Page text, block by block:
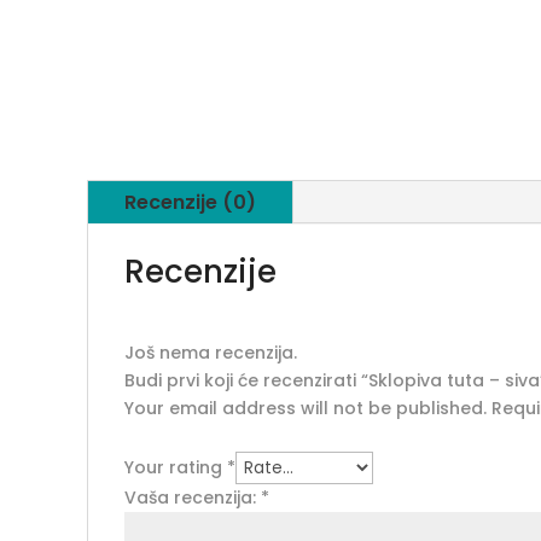
Recenzije (0)
Recenzije
Još nema recenzija.
Budi prvi koji će recenzirati “Sklopiva tuta –
Your email address will not be published.
Your rating *
Vaša recenzija: *